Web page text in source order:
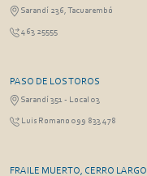
Sarandí 236, Tacuarembó
463 25555
PASO DE LOS TOROS
Sarandí 351 - Local 03
Luis Romano 099 833 478
FRAILE MUERTO, CERRO LARGO